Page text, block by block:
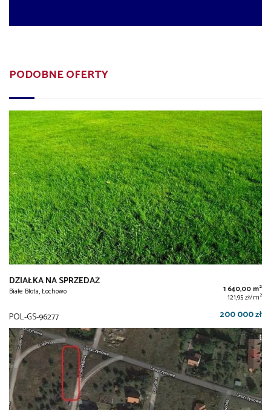
PODOBNE OFERTY
DZIAŁKA NA SPRZEDAŻ
Białe Błota, Łochowo 1 640,00 m2
121,95 zł/m2
POL-GS-96277 200 000 zł